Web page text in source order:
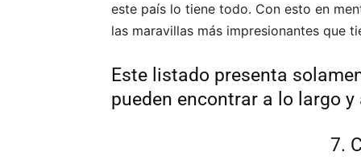
este país lo tiene todo. Con esto en
las maravillas más impresionantes que
Este listado presenta
pueden encontrar a lo largo
7.